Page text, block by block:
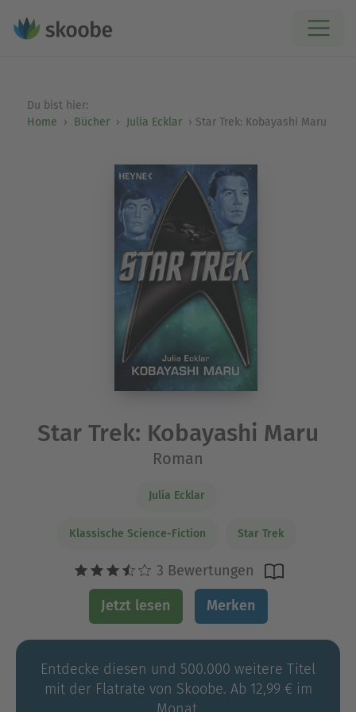
Du bist hier:
Home
Bücher Julia Ecklar Star Trek: Kobayashi Maru
Star Trek: Kobayashi Maru
Roman
Julia Ecklar
Klassische Science-Fiction Star Trek
3 Bewertungen
Jetzt lesen Merken
Entdecke diesen und 500.000 weitere Titel
mit der Flatrate von Skoobe. Ab 12,99 € im